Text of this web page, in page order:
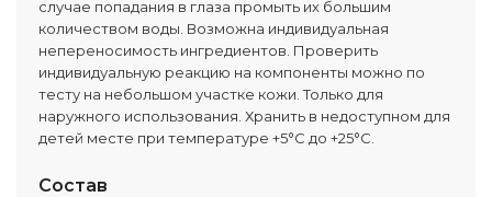
случае попадания в глаза промыть их большим
количеством воды. Возможна индивидуальная
непереносимость ингредиентов. Проверить
индивидуальную реакцию на компоненты можно по
тесту на небольшом участке кожи. Только для
наружного использования. Хранить в недоступном для
детей месте при температуре +5°C до +25°C.
Состав